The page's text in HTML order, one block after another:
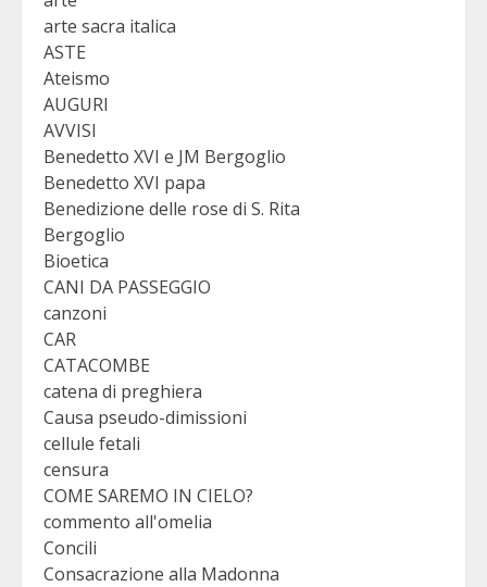
arte sacra italica
ASTE
Ateismo
AUGURI
AVVISI
Benedetto XVI e JM Bergoglio
Benedetto XVI papa
Benedizione delle rose di S. Rita
Bergoglio
Bioetica
CANI DA PASSEGGIO
canzoni
CAR
CATACOMBE
catena di preghiera
Causa pseudo-dimissioni
cellule fetali
censura
COME SAREMO IN CIELO?
commento all'omelia
Concili
Consacrazione alla Madonna